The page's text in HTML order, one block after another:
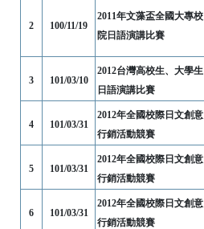
2 100/11/19
2011年文藻盃全國大專校
院日語演講比賽
3 101/03/10
2012台灣高校生、大學生
日語演講比賽
4 101/03/31
2012年全國校際日文創意
行銷活動競賽
5 101/03/31
2012年全國校際日文創意
行銷活動競賽
6 101/03/31
2012年全國校際日文創意
行銷活動競賽